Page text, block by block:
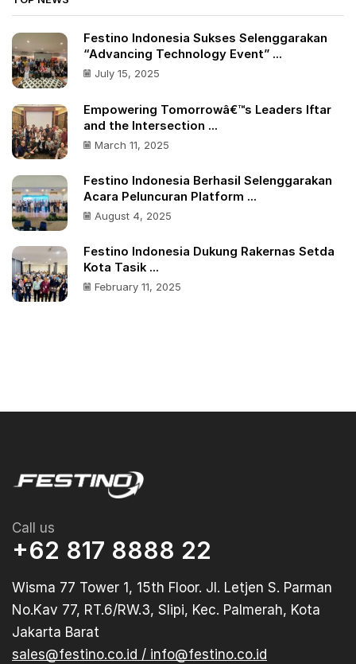
Festino Indonesia Sukses Selenggarakan
“Advancing Technology Event” ...
July 15, 2025
Empowering Tomorrowâ€™s Leaders Iftar
and the Intersection ...
March 11, 2025
Festino Indonesia Berhasil Selenggarakan
Acara Peluncuran Platform ...
August 4, 2025
Festino Indonesia Dukung Rakernas Setda
Kota Tasik ...
February 11, 2025
Call us
+62 817 8888 22
Wisma 77 Tower 1, 15th Floor. Jl. Letjen S. Parman
No.Kav 77, RT.6/RW.3, Slipi, Kec. Palmerah, Kota
Jakarta Barat
sales@festino.co.id / info@festino.co.id